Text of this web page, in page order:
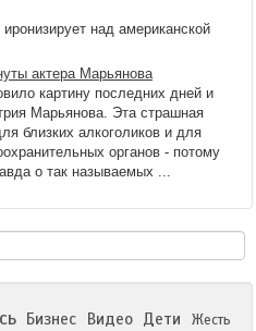
над американской
актера Марьянова
картину последних дней и
Марьянова. Эта страшная
близких алкоголиков и для
органов - потому
о так называемых ...
Бизнес Видео Дети
Жесть